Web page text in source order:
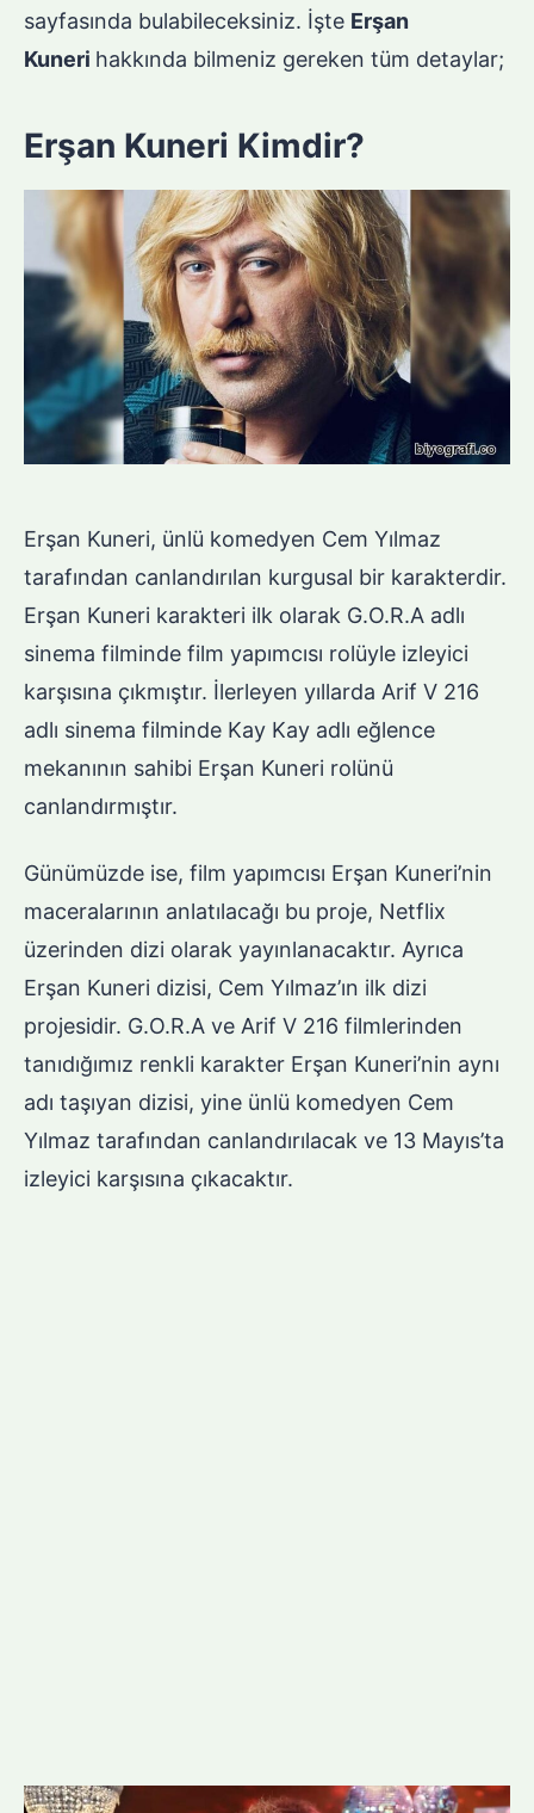
sayfasında bulabileceksiniz. İşte Erşan
Kuneri hakkında bilmeniz gereken tüm detaylar;
Erşan Kuneri Kimdir?
Erşan Kuneri, ünlü komedyen Cem Yılmaz
tarafından canlandırılan kurgusal bir karakterdir.
Erşan Kuneri karakteri ilk olarak G.O.R.A adlı
sinema filminde film yapımcısı rolüyle izleyici
karşısına çıkmıştır. İlerleyen yıllarda Arif V 216
adlı sinema filminde Kay Kay adlı eğlence
mekanının sahibi Erşan Kuneri rolünü
canlandırmıştır.
Günümüzde ise, film yapımcısı Erşan Kuneri’nin
maceralarının anlatılacağı bu proje, Netflix
üzerinden dizi olarak yayınlanacaktır. Ayrıca
Erşan Kuneri dizisi, Cem Yılmaz’ın ilk dizi
projesidir. G.O.R.A ve Arif V 216 filmlerinden
tanıdığımız renkli karakter Erşan Kuneri’nin aynı
adı taşıyan dizisi, yine ünlü komedyen Cem
Yılmaz tarafından canlandırılacak ve 13 Mayıs’ta
izleyici karşısına çıkacaktır.